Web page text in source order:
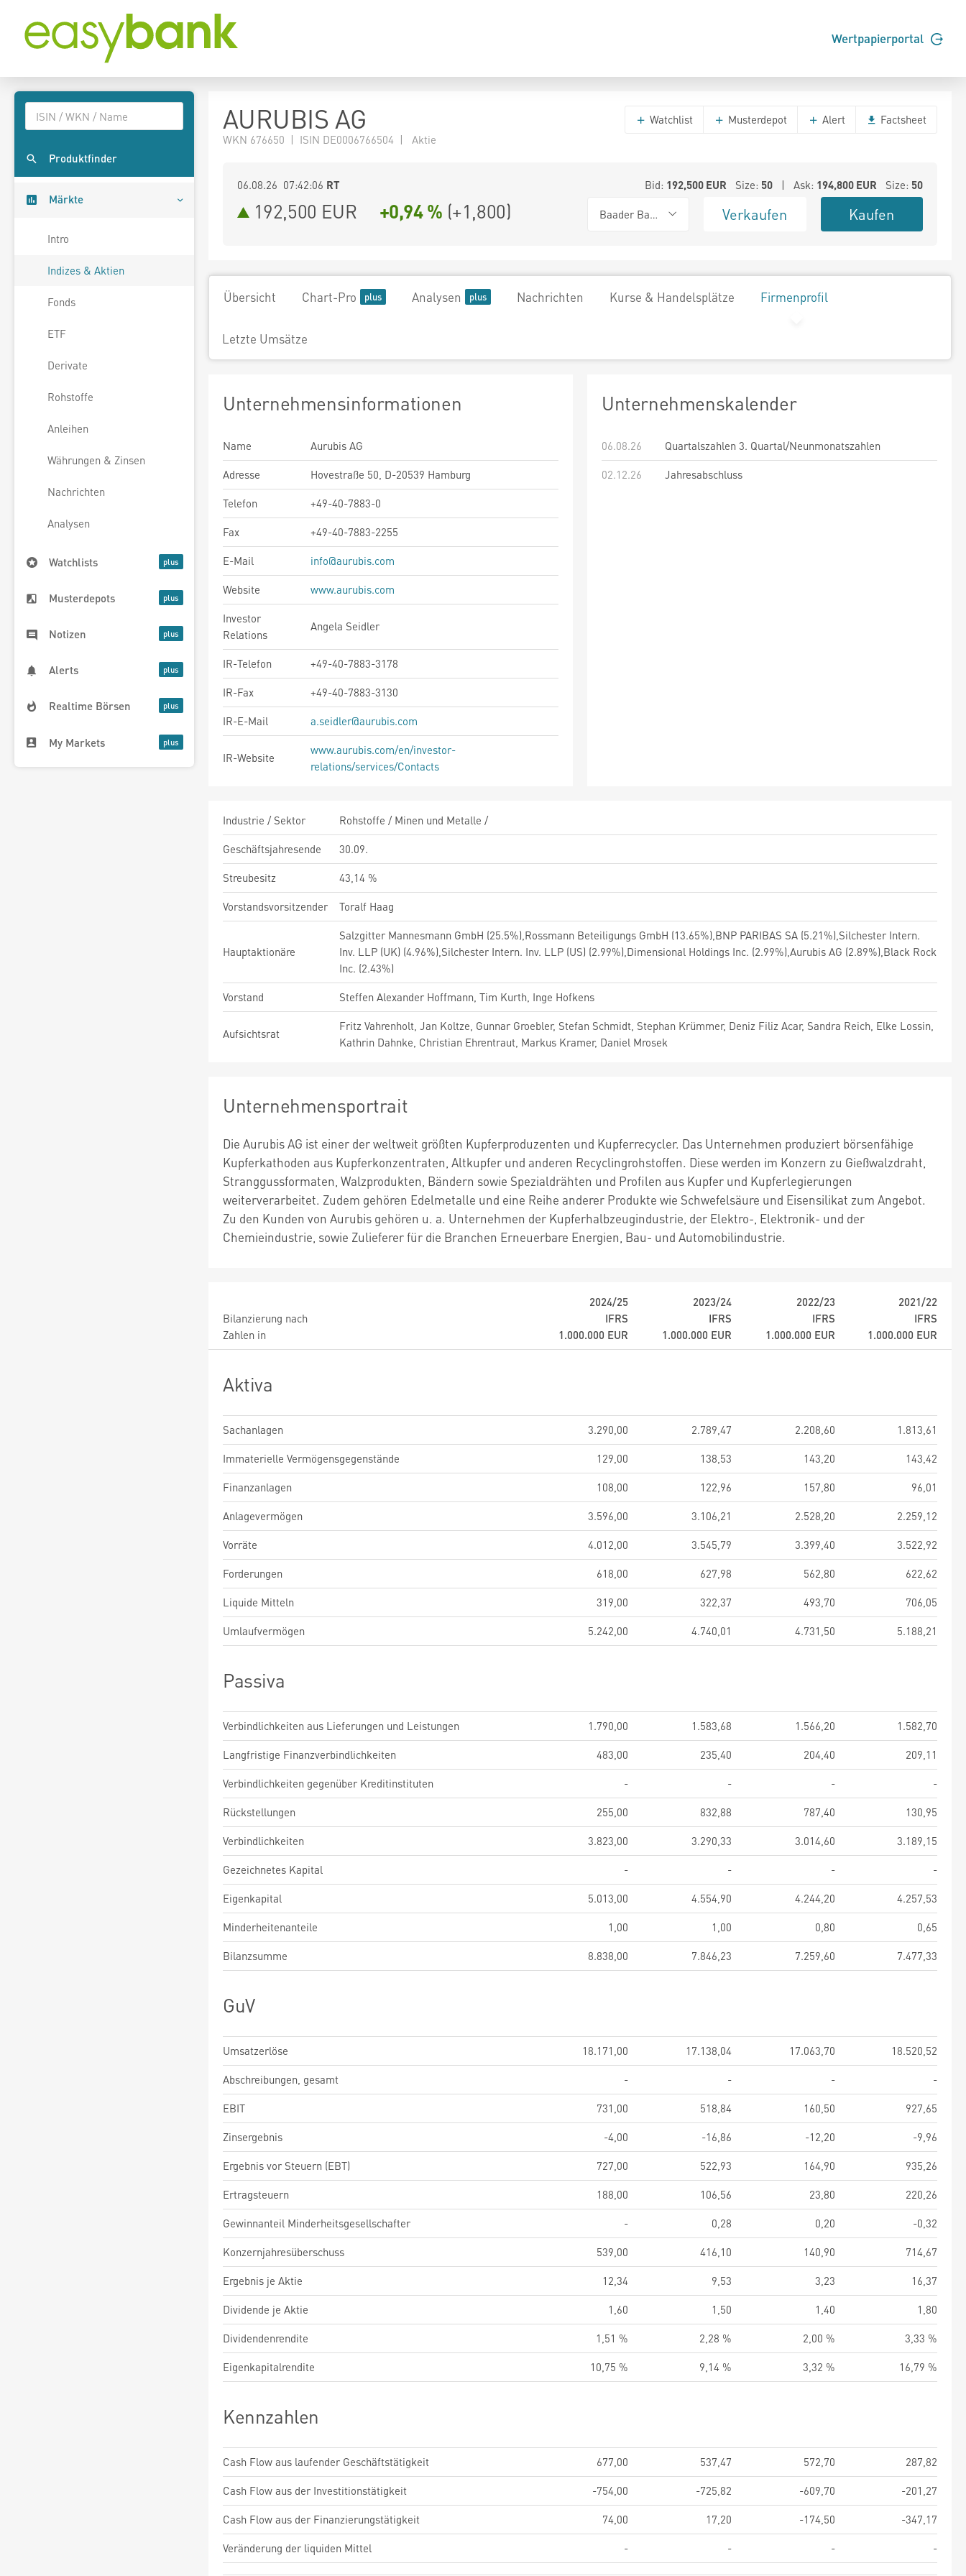
Wertpapierportal
Produktfinder
Märkte
Intro
Indizes & Aktien
Fonds
ETF
Derivate
Rohstoffe
Anleihen
Währungen & Zinsen
Nachrichten
Analysen
Watchlists
Musterdepots
Notizen
Alerts
Realtime Börsen
My Markets
AURUBIS AG
WKN 676650 | ISIN DE0006766504 | Aktie
Watchlist Musterdepot Alert Factsheet
06.08.26 07:42:06 RT Bid: 192,500EUR Size: 50| Ask: 194,800EUR Size: 50
192,500 EUR +0,94 % (+1,800) Baader Bank (Baadex) Verkaufen Kaufen
Übersicht Chart-Pro Analysen Nachrichten Kurse & Handelsplätze Firmenprofil
Letzte Umsätze
Unternehmensinformationen
Name
Aurubis AG
Adresse
Hovestraße 50, D-20539 Hamburg
Telefon
+49-40-7883-0
Fax
+49-40-7883-2255
E-Mail
info@aurubis.com
Website
www.aurubis.com
Investor
Relations
Angela Seidler
IR-Telefon
+49-40-7883-3178
IR-Fax
+49-40-7883-3130
IR-E-Mail
a.seidler@aurubis.com
IR-Website
www.aurubis.com/en/investor-
relations/services/Contacts
Unternehmenskalender
06.08.26
Quartalszahlen 3. Quartal/Neunmonatszahlen
02.12.26
Jahresabschluss
Industrie / Sektor
Rohstoffe / Minen und Metalle /
Geschäftsjahresende
30.09.
Streubesitz
43,14 %
Vorstandsvorsitzender
Toralf Haag
Hauptaktionäre
Salzgitter Mannesmann GmbH (25.5%),Rossmann Beteiligungs GmbH (13.65%),BNP PARIBAS SA (5.21%),Silchester Intern.
Inv. LLP (UK) (4.96%),Silchester Intern. Inv. LLP (US) (2.99%),Dimensional Holdings Inc. (2.99%),Aurubis AG (2.89%),Black Rock
Inc. (2.43%)
Vorstand
Steffen Alexander Hoffmann, Tim Kurth, Inge Hofkens
Aufsichtsrat
Fritz Vahrenholt, Jan Koltze, Gunnar Groebler, Stefan Schmidt, Stephan Krümmer, Deniz Filiz Acar, Sandra Reich, Elke Lossin,
Kathrin Dahnke, Christian Ehrentraut, Markus Kramer, Daniel Mrosek
Unternehmensportrait
Die Aurubis AG ist einer der weltweit größten Kupferproduzenten und Kupferrecycler. Das Unternehmen produziert börsenfähige
Kupferkathoden aus Kupferkonzentraten, Altkupfer und anderen Recyclingrohstoffen. Diese werden im Konzern zu Gießwalzdraht,
Stranggussformaten, Walzprodukten, Bändern sowie Spezialdrähten und Profilen aus Kupfer und Kupferlegierungen
weiterverarbeitet. Zudem gehören Edelmetalle und eine Reihe anderer Produkte wie Schwefelsäure und Eisensilikat zum Angebot.
Zu den Kunden von Aurubis gehören u. a. Unternehmen der Kupferhalbzeugindustrie, der Elektro-, Elektronik- und der
Chemieindustrie, sowie Zulieferer für die Branchen Erneuerbare Energien, Bau- und Automobilindustrie.
Bilanzierung nach
Zahlen in
2024/25
IFRS
1.000.000 EUR
2023/24
IFRS
1.000.000 EUR
2022/23
IFRS
1.000.000 EUR
2021/22
IFRS
1.000.000 EUR
Aktiva
Sachanlagen 3.290,00 2.789,47 2.208,60
1.813,61
Immaterielle Vermögensgegenstände
129,00 138,53 143,20
143,42
Finanzanlagen
108,00 122,96 157,80
96,01
Anlagevermögen
3.596,00 3.106,21 2.528,20
2.259,12
Vorräte
4.012,00 3.545,79 3.399,40
3.522,92
Forderungen
618,00 627,98 562,80
622,62
Liquide Mitteln
319,00 322,37 493,70
706,05
Umlaufvermögen
5.242,00 4.740,01 4.731,50 5.188,21
Passiva
Verbindlichkeiten aus Lieferungen und Leistungen 1.790,00 1.583,68 1.566,20
1.582,70
Langfristige Finanzverbindlichkeiten
483,00 235,40 204,40
209,11
Verbindlichkeiten gegenüber Kreditinstituten
- - -
-
Rückstellungen
255,00 832,88 787,40
130,95
Verbindlichkeiten
3.823,00 3.290,33 3.014,60
3.189,15
Gezeichnetes Kapital
- - -
-
Eigenkapital
5.013,00 4.554,90 4.244,20
4.257,53
Minderheitenanteile
1,00 1,00 0,80
0,65
Bilanzsumme
8.838,00 7.846,23 7.259,60 7.477,33
GuV
Umsatzerlöse 18.171,00 17.138,04 17.063,70
18.520,52
Abschreibungen, gesamt
- - -
-
EBIT
731,00 518,84 160,50
927,65
Zinsergebnis
-4,00 -16,86 -12,20
-9,96
Ergebnis vor Steuern (EBT)
727,00 522,93 164,90
935,26
Ertragsteuern
188,00 106,56 23,80
220,26
Gewinnanteil Minderheitsgesellschafter
- 0,28 0,20
-0,32
Konzernjahresüberschuss
539,00 416,10 140,90
714,67
Ergebnis je Aktie
12,34 9,53 3,23
16,37
Dividende je Aktie
1,60 1,50 1,40
1,80
Dividendenrendite
1,51 % 2,28 % 2,00 %
3,33 %
Eigenkapitalrendite
10,75 % 9,14 % 3,32 % 16,79 %
Kennzahlen
Cash Flow aus laufender Geschäftstätigkeit 677,00 537,47 572,70
287,82
Cash Flow aus der Investitionstätigkeit
-754,00 -725,82 -609,70
-201,27
Cash Flow aus der Finanzierungstätigkeit
74,00 17,20 -174,50
-347,17
Veränderung der liquiden Mittel
- - - -